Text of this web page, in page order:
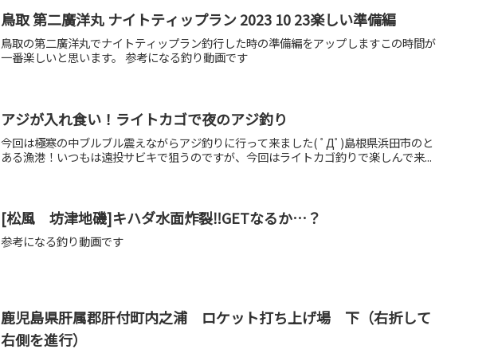
鳥取 第二廣洋丸 ナイトティップラン 2023 10 23楽しい準備編
鳥取の第二廣洋丸でナイトティップラン釣行した時の準備編をアップしますこの時間が
一番楽しいと思います。 参考になる釣り動画です
アジが入れ食い！ライトカゴで夜のアジ釣り
今回は極寒の中ブルブル震えながらアジ釣りに行って来ました( ﾟДﾟ)島根県浜田市のと
ある漁港！いつもは遠投サビキで狙うのですが、今回はライトカゴ釣りで楽しんで来...
[松風 坊津地磯]キハダ水面炸裂‼️GETなるか…？
参考になる釣り動画です
鹿児島県肝属郡肝付町内之浦 ロケット打ち上げ場 下（右折して
右側を進行）